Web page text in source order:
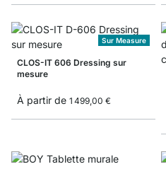
Sur Measure
CLOS-IT 606 Dressing sur
mesure
À partir de 1 499,00 €